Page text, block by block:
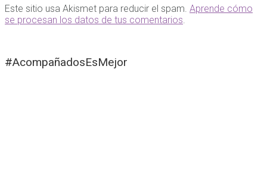
Este sitio usa Akismet para reducir el spam. Aprende cómo
se procesan los datos de tus comentarios
#AcompañadosEsMejor